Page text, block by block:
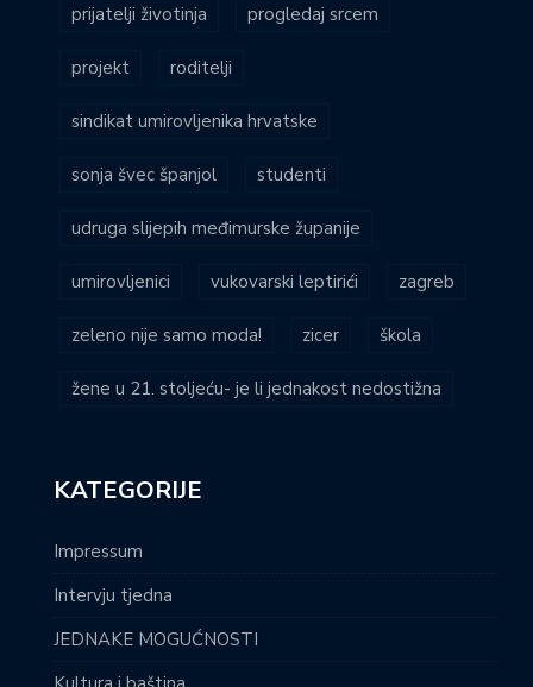
prijatelji životinja progledaj srcem
projekt roditelji
sindikat umirovljenika hrvatske
sonja švec španjol studenti
udruga slijepih međimurske županije
umirovljenici vukovarski leptirići zagreb
zeleno nije samo moda! zicer škola
žene u 21. stoljeću- je li jednakost nedostižna
KATEGORIJE
Impressum
Intervju tjedna
JEDNAKE MOGUĆNOSTI